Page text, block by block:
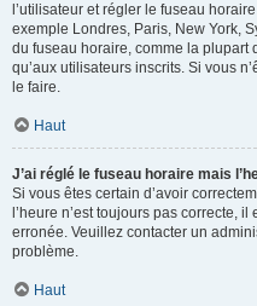
l’utilisateur et régler le fuseau
exemple Londres, Paris, New York,
du fuseau horaire, comme la plupart
qu’aux utilisateurs inscrits. Si vous
le faire.
Haut
J’ai réglé le fuseau horaire mais
Si vous êtes certain d’avoir
l’heure n’est toujours pas correcte,
erronée. Veuillez contacter un
problème.
Haut